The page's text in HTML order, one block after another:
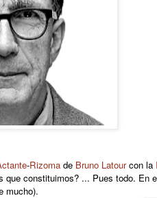
-Rizoma de Bruno Latourcon la
que constituimos? ... Pues todo. En
mucho).